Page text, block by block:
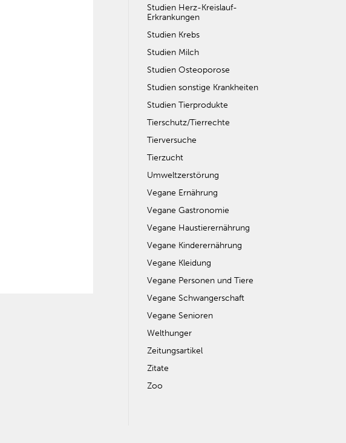
Studien Herz-Kreislauf-
Erkrankungen
Studien Krebs
Studien Milch
Studien Osteoporose
Studien sonstige Krankheiten
Studien Tierprodukte
Tierschutz/Tierrechte
Tierversuche
Tierzucht
Umweltzerstörung
Vegane Ernährung
Vegane Gastronomie
Vegane Haustierernährung
Vegane Kinderernährung
Vegane Kleidung
Vegane Personen und Tiere
Vegane Schwangerschaft
Vegane Senioren
Welthunger
Zeitungsartikel
Zitate
Zoo